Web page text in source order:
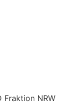
NRW